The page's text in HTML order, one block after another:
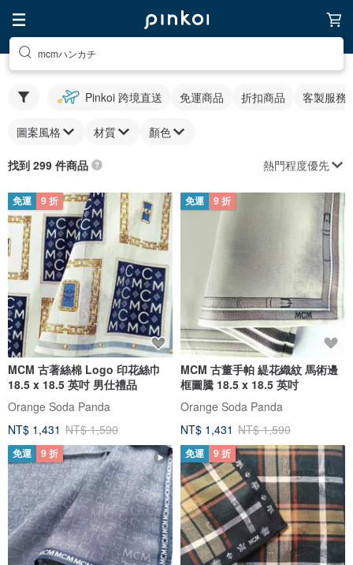
mcmハンカチ
Pinkoi 跨境直送 免運商品 折扣商品 客製服務
圖案風格 材質 顏色
找到 299 件商品 熱門程度優先
免運 9 折
MCM 古著絲棉 Logo 印花絲巾
18.5 x 18.5 英吋 男仕禮品
Orange Soda Panda
NT$ 1,431 NT$ 1,590
免運 9 折
MCM 古董手帕 緹花織紋 馬術邊
框圖騰 18.5 x 18.5 英吋
Orange Soda Panda
NT$ 1,431 NT$ 1,590
免運 9 折 免運 9 折